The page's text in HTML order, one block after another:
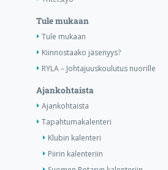
Tule mukaan
Tule mukaan
Kiinnostaako jäsenyys?
RYLA – Johtajuuskoulutus nuorille
Ajankohtaista
Ajankohtaista
Tapahtumakalenteri
Klubin kalenteri
Piirin kalenteriin